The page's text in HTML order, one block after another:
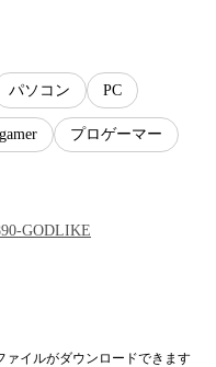
パソコン PC
gamer プロゲーマー
GODLIKE
ァイルがダウンロードできます